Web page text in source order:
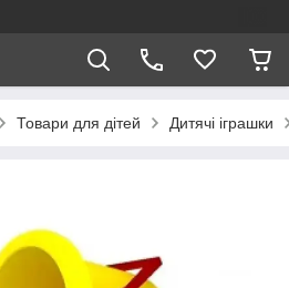
Товари для дітей Дитячі іграшки